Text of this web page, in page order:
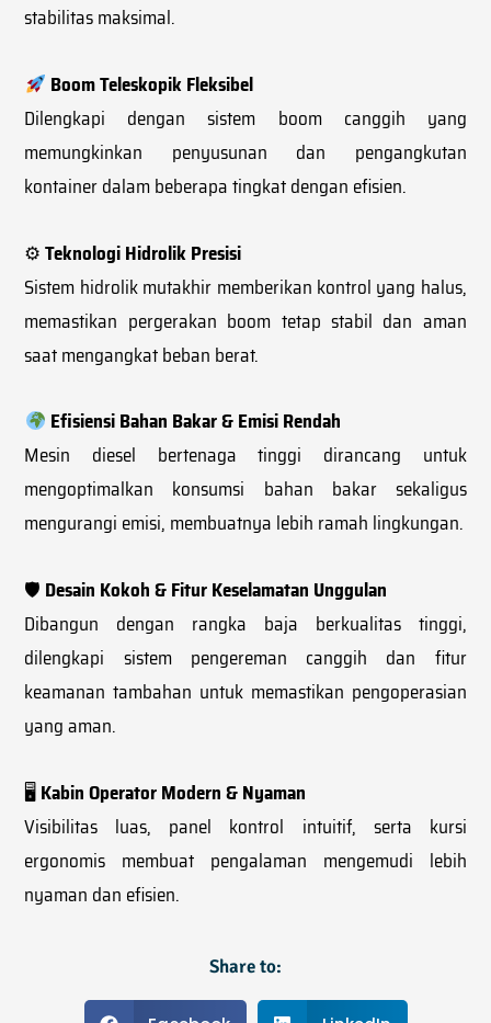
stabilitas maksimal.
Boom Teleskopik Fleksibel
Dilengkapi dengan sistem boom canggih yang
memungkinkan penyusunan dan pengangkutan
kontainer dalam beberapa tingkat dengan efisien.
⚙Teknologi Hidrolik Presisi
Sistem hidrolik mutakhir memberikan kontrol yang halus,
memastikan pergerakan boom tetap stabil dan aman
saat mengangkat beban berat.
Efisiensi Bahan Bakar & Emisi Rendah
Mesin diesel bertenaga tinggi dirancang untuk
mengoptimalkan konsumsi bahan bakar sekaligus
mengurangi emisi, membuatnya lebih ramah lingkungan.
🛡 Desain Kokoh & Fitur Keselamatan Unggulan
Dibangun dengan rangka baja berkualitas tinggi,
dilengkapi sistem pengereman canggih dan fitur
keamanan tambahan untuk memastikan pengoperasian
yang aman.
🖥Kabin Operator Modern & Nyaman
Visibilitas luas, panel kontrol intuitif, serta kursi
ergonomis membuat pengalaman mengemudi lebih
nyaman dan efisien.
Share to: